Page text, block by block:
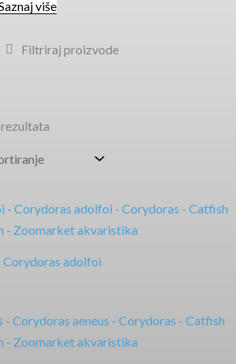
više
Filtriraj proizvode
adolfoi